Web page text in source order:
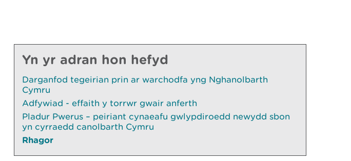
Yn yr adran hon hefyd
Darganfod tegeirian prin ar warchodfa yng Nghanolbarth
Cymru
Adfywiad - effaith y torrwr gwair anferth
Pladur Pwerus – peiriant cynaeafu gwlypdiroedd newydd sbon
yn cyrraedd canolbarth Cymru
Rhagor